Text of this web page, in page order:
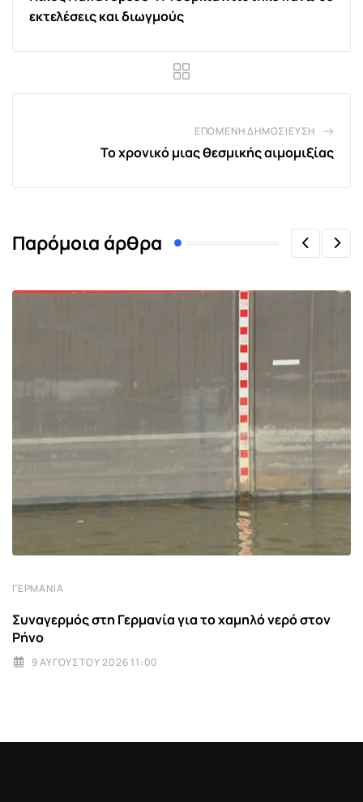
εκτελέσεις και διωγμούς
ΕΠΌΜΕΝΗ ΔΗΜΟΣΊΕΥΣΗ
Το χρονικό μιας θεσμικής αιμομιξίας
Παρόμοια άρθρα
ΓΕΡΜΑΝΊΑ
Συναγερμός στη Γερμανία για το χαμηλό νερό στον
Ρήνο
9 ΑΥΓΟΎΣΤΟΥ 2026 11:00